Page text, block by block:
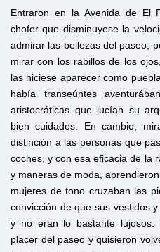
Entraron en la Avenida de El
chofer que disminuyese la
admirar las bellezas del paseo;
mirar con los rabillos de los
las hiciese aparecer como
había transeúntes
aristocráticas que lucían su
bien cuidados. En cambio,
distinción a las personas que
coches, y con esa eficacia de la
y maneras de moda,
mujeres de tono cruzaban las
convicción de que sus vestidos
y no eran lo bastante lujosos.
placer del paseo y quisieron